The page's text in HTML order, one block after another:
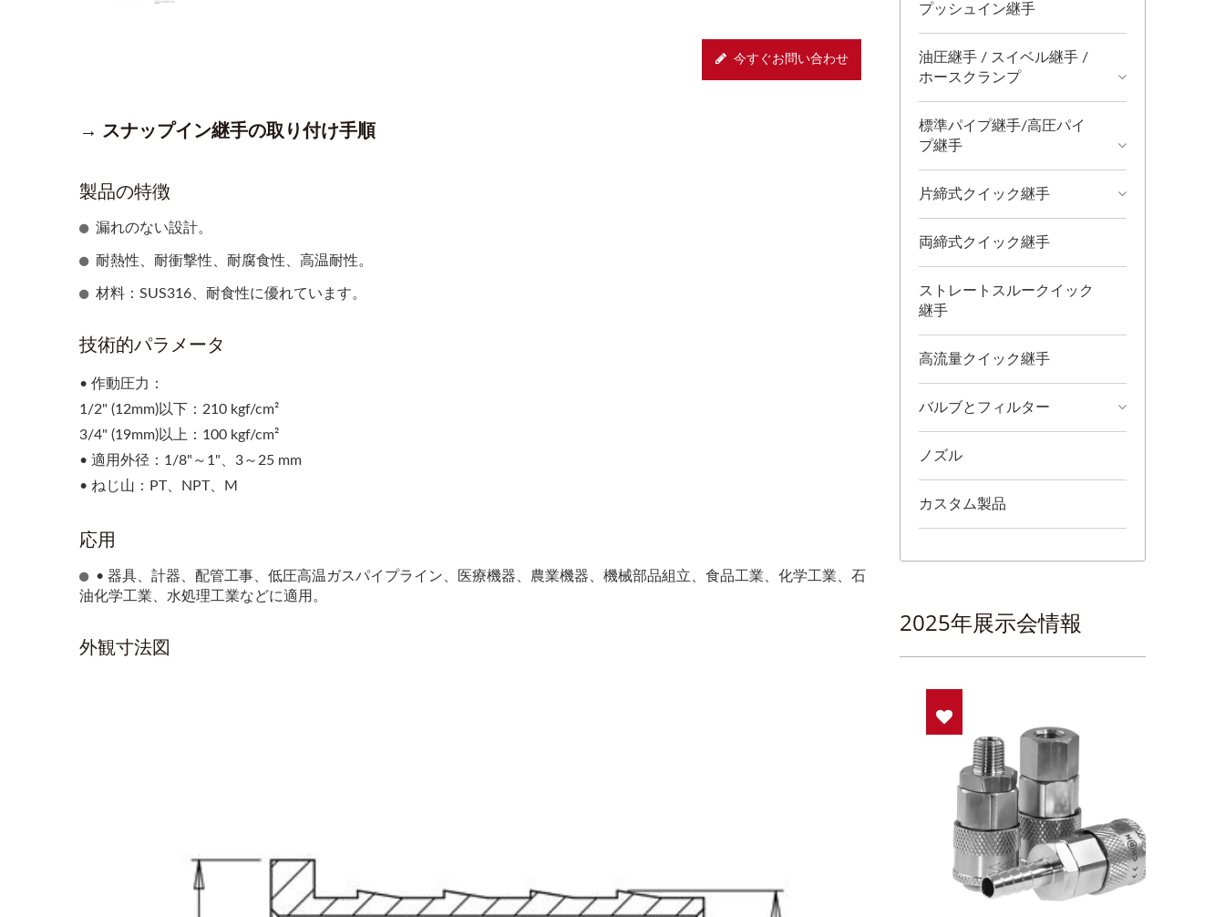
今すぐお問い合わせ
→ スナップイン継手の取り付け手順
製品の特徴
漏れのない設計。
耐熱性、耐衝撃性、耐腐食性、高温耐性。
材料：SUS316、耐食性に優れています。
技術的パラメータ
• 作動圧力：
1/2" (12mm)以下：210 kgf/cm²
3/4" (19mm)以上：100 kgf/cm²
• 適用外径：1/8"～1"、3～25 mm
• ねじ山：PT、NPT、M
応用
• 器具、計器、配管工事、低圧高温ガスパイプライン、医療機器、農業機器、機械部品組立、食品工業、化学工業、石
油化学工業、水処理工業などに適用。
外観寸法図
プッシュイン継手
油圧継手 / スイベル継手 /
ホースクランプ
標準パイプ継手/高圧パイ
プ継手
片締式クイック継手
両締式クイック継手
ストレートスルークイック
継手
高流量クイック継手
バルブとフィルター
ノズル
カスタム製品
2025年展示会情報